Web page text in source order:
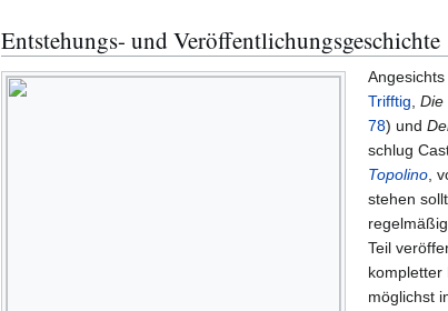
Entstehungs- und Veröffentlichungsgeschichte
Trifftig, Die
78) und
schlug
Topolino,
stehen
Teil
kompletter
möglichst